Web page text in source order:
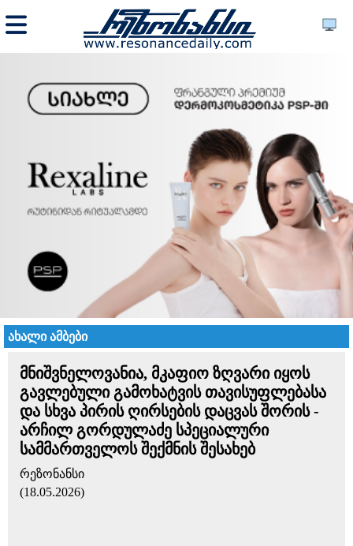
ახალი ამბები
მნიშვნელოვანია, მკაფიო ზღვარი იყოს
გავლებული გამოხატვის თავისუფლებასა
და სხვა პირის ღირსების დაცვას შორის -
არჩილ გორდულაძე სპეციალური
სამმართველოს შექმნის შესახებ
რეზონანსი
(18.05.2026)